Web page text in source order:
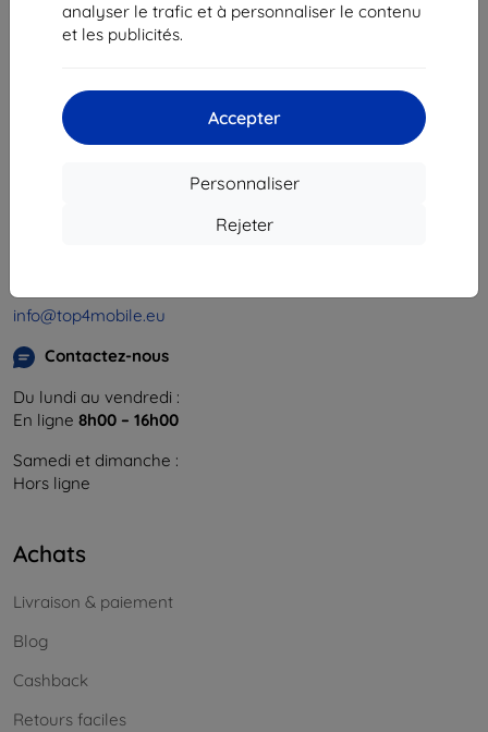
analyser le trafic et à personnaliser le contenu
et les publicités.
Accepter
Personnaliser
Rejeter
Shield-Sk s.r.o.
Ulica Rudolfa Mocka 3750/2A
841 04 Bratislava
Numéro d’identification d’entreprise :
SK2023549671
info@top4mobile.eu
Contactez-nous
Du lundi au vendredi :
En ligne 8h00 – 16h00
Samedi et dimanche :
Hors ligne
Achats
Livraison & paiement
Blog
Cashback
Retours faciles